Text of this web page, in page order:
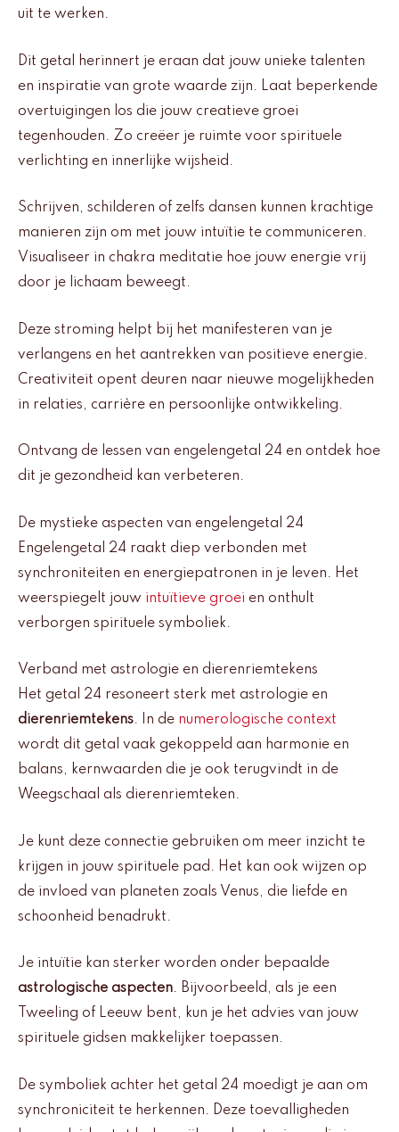
uit te werken.
Dit getal herinnert je eraan dat jouw unieke talenten
en inspiratie van grote waarde zijn. Laat beperkende
overtuigingen los die jouw creatieve groei
tegenhouden. Zo creëer je ruimte voor spirituele
verlichting en innerlijke wijsheid.
Schrijven, schilderen of zelfs dansen kunnen krachtige
manieren zijn om met jouw intuïtie te communiceren.
Visualiseer in chakra meditatie hoe jouw energie vrij
door je lichaam beweegt.
Deze stroming helpt bij het manifesteren van je
verlangens en het aantrekken van positieve energie.
Creativiteit opent deuren naar nieuwe mogelijkheden
in relaties, carrière en persoonlijke ontwikkeling.
Ontvang de lessen van engelengetal 24 en ontdek hoe
dit je gezondheid kan verbeteren.
De mystieke aspecten van engelengetal 24
Engelengetal 24 raakt diep verbonden met
synchroniteiten en energiepatronen in je leven. Het
weerspiegelt jouw intuïtieve groei en onthult
verborgen spirituele symboliek.
Verband met astrologie en dierenriemtekens
Het getal 24 resoneert sterk met astrologie en
dierenriemtekens. In de numerologische context
wordt dit getal vaak gekoppeld aan harmonie en
balans, kernwaarden die je ook terugvindt in de
Weegschaal als dierenriemteken.
Je kunt deze connectie gebruiken om meer inzicht te
krijgen in jouw spirituele pad. Het kan ook wijzen op
de invloed van planeten zoals Venus, die liefde en
schoonheid benadrukt.
Je intuïtie kan sterker worden onder bepaalde
astrologische aspecten. Bijvoorbeeld, als je een
Tweeling of Leeuw bent, kun je het advies van jouw
spirituele gidsen makkelijker toepassen.
De symboliek achter het getal 24 moedigt je aan om
synchroniciteit te herkennen. Deze toevalligheden